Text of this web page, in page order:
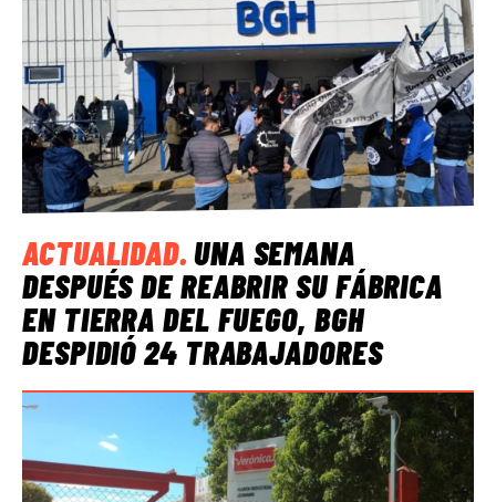
ACTUALIDAD.UNA SEMANA
DESPUÉS DE REABRIR SU FÁBRICA
EN TIERRA DEL FUEGO, BGH
DESPIDIÓ 24 TRABAJADORES